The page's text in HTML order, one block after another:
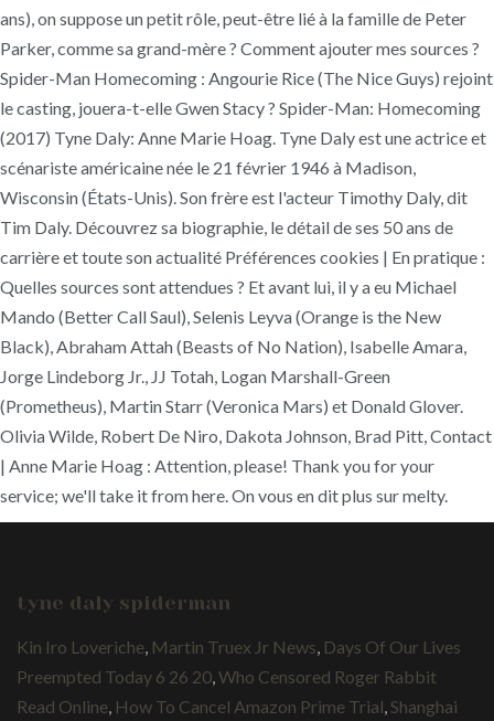
ans), on suppose un petit rôle, peut-être lié à la famille de Peter
Parker, comme sa grand-mère ? Comment ajouter mes sources ?
Spider-Man Homecoming : Angourie Rice (The Nice Guys) rejoint
le casting, jouera-t-elle Gwen Stacy ? Spider-Man: Homecoming
(2017) Tyne Daly: Anne Marie Hoag. Tyne Daly est une actrice et
scénariste américaine née le 21 février 1946 à Madison,
Wisconsin (États-Unis). Son frère est l'acteur Timothy Daly, dit
Tim Daly. Découvrez sa biographie, le détail de ses 50 ans de
carrière et toute son actualité Préférences cookies | En pratique :
Quelles sources sont attendues ? Et avant lui, il y a eu Michael
Mando (Better Call Saul), Selenis Leyva (Orange is the New
Black), Abraham Attah (Beasts of No Nation), Isabelle Amara,
Jorge Lindeborg Jr., JJ Totah, Logan Marshall-Green
(Prometheus), Martin Starr (Veronica Mars) et Donald Glover.
Olivia Wilde, Robert De Niro, Dakota Johnson, Brad Pitt, Contact
| Anne Marie Hoag : Attention, please! Thank you for your
service; we'll take it from here. On vous en dit plus sur melty.
tyne daly spiderman
Kin Iro Loveriche Martin Truex Jr News Days Of Our Lives
Preempted Today 6 26 20 Who Censored Roger Rabbit
Read Online How To Cancel Amazon Prime Trial Shanghai